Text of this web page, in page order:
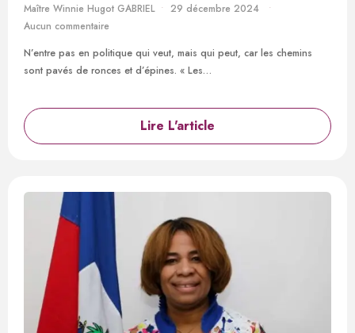
Maître Winnie Hugot GABRIEL
29 décembre 2024
Aucun commentaire
N’entre pas en politique qui veut, mais qui peut, car les chemins
sont pavés de ronces et d’épines. « Les…
Lire L'article